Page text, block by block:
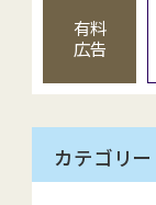
有料
広告
カテゴリー